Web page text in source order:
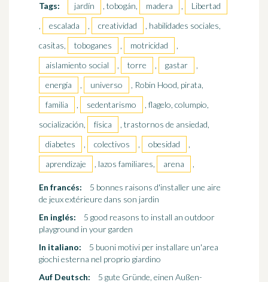
Tags:
jardín , tobogán, madera ,
Libertad
,
escalada , creatividad
, habilidades sociales,
casitas,
toboganes , motricidad
,
aislamiento social
, torre , gastar
,
energía
, universo
, Robin Hood, pirata,
familia
, sedentarismo
, flagelo, columpio,
socialización,
física
, trastornos de ansiedad,
diabetes
, colectivos , obesidad
,
aprendizaje
, lazos familiares, arena ,
En francés:
5 bonnes raisons d'installer une aire
de jeux extérieure dans son jardin
En inglés:
5 good reasons to install an outdoor
playground in your garden
In italiano:
5 buoni motivi per installare un'area
giochi esterna nel proprio giardino
Auf Deutsch:
5 gute Gründe, einen Außen-